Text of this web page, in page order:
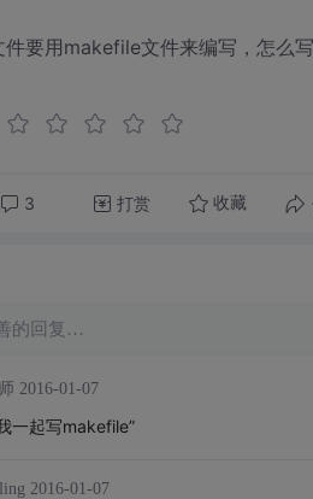
件要用makefile文件来编写，怎么写
3 打赏 收藏
的回复…
2016-01-07
一起写makefile”
2016-01-07